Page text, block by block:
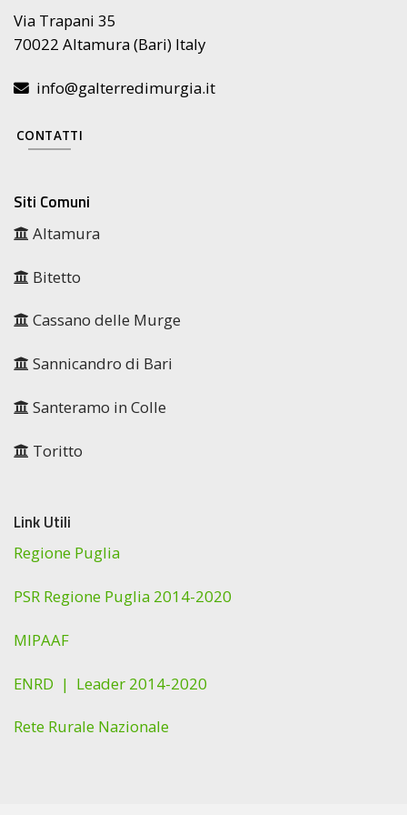
Via Trapani 35
70022 Altamura (Bari) Italy
info@galterredimurgia.it
CONTATTI
Siti Comuni
Altamura
Bitetto
Cassano delle Murge
Sannicandro di Bari
Santeramo in Colle
Toritto
Link Utili
Regione Puglia
PSR Regione Puglia 2014-2020
MIPAAF
ENRD | Leader 2014-2020
Rete Rurale Nazionale